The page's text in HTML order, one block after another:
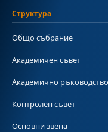
Структура
Общо събрание
Академичен съвет
Академично ръководство
Контролен съвет
Основни звена